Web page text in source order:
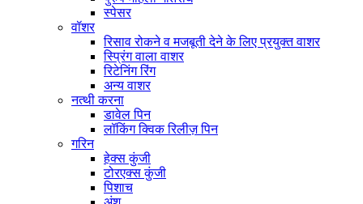
स्पेसर
वॉशर
रिसाव रोकने व मजबूती देने के लिए प्रयुक्त वाशर
स्प्रिंग वाला वाशर
रिटेनिंग रिंग
अन्य वाशर
नत्थी करना
डावेल पिन
लॉकिंग क्विक रिलीज़ पिन
गरिन
हेक्स कुंजी
टोरएक्स कुंजी
पिशाच